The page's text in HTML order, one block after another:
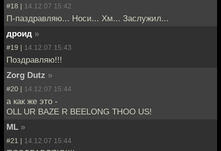
#18 | 14.12.07 15:42
П-паздравляю... Носи... Хм... Заслужил...
дроид »
#19 | 14.12.07 15:43
Поздравляю!!!
Zorg Dutz »
#20 | 14.12.07 15:44
а как же это -
OLL UR BAZE R BEELONG THOO US!
ML »
#21 | 14.12.07 15:44